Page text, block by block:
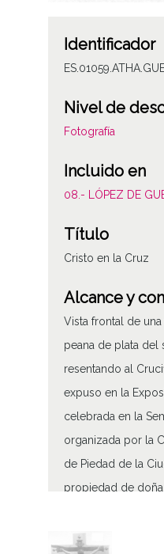
Identificador
Nivel de
Fotografía
Incluido en
08.- LÓPEZ DE
Título
Cristo en la Cruz
Alcance y
Vista frontal de
peana de plata del
resentando al
expuso en la
celebrada en la
organizada por la
de Piedad de la
propiedad de
Cristo en la Cruz